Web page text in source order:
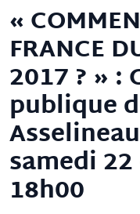
«
FRANCE
2017 ? » :
publique
samedi
18h00